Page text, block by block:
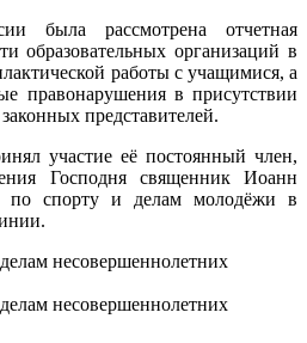
была рассмотрена отчетная
образовательных организаций в
работы с учащимися, а
правонарушения в присутствии
представителей.
участие её постоянный член,
Господня священник Иоанн
по спорту и делам молодёжи в